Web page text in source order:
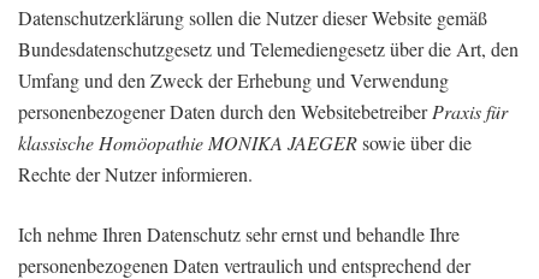
Datenschutzerklärung sollen die Nutzer dieser Website gemäß
Bundesdatenschutzgesetz und Telemediengesetz über die Art, den
Umfang und den Zweck der Erhebung und Verwendung
personenbezogener Daten durch den WebsitebetreiberPraxis für
klassische Homöopathie MONIKA JAEGERsowie über die
Rechte der Nutzer informieren.
Ich nehme Ihren Datenschutz sehr ernst und behandle Ihre
personenbezogenen Daten vertraulich und entsprechend der